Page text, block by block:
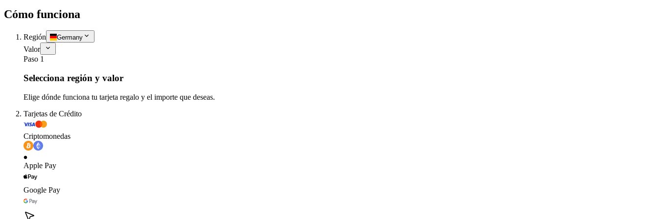
Cómo funciona
Región Germany
Valor
Paso 1
Selecciona región y valor
Elige dónde funciona tu tarjeta regalo y el importe que deseas.
Tarjetas de Crédito
Criptomonedas
Apple Pay
Google Pay